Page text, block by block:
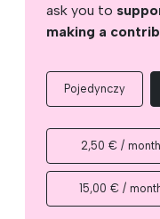
ask you to
making a
Pojedynczy
2,50 € / month
15,00 € /